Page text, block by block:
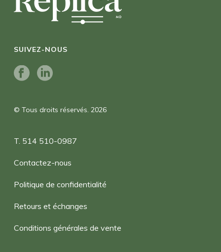
SUIVEZ-NOUS
© Tous droits réservés. 2026
T. 514 510-0987
Contactez-nous
Politique de confidentialité
Retours et échanges
Conditions générales de vente